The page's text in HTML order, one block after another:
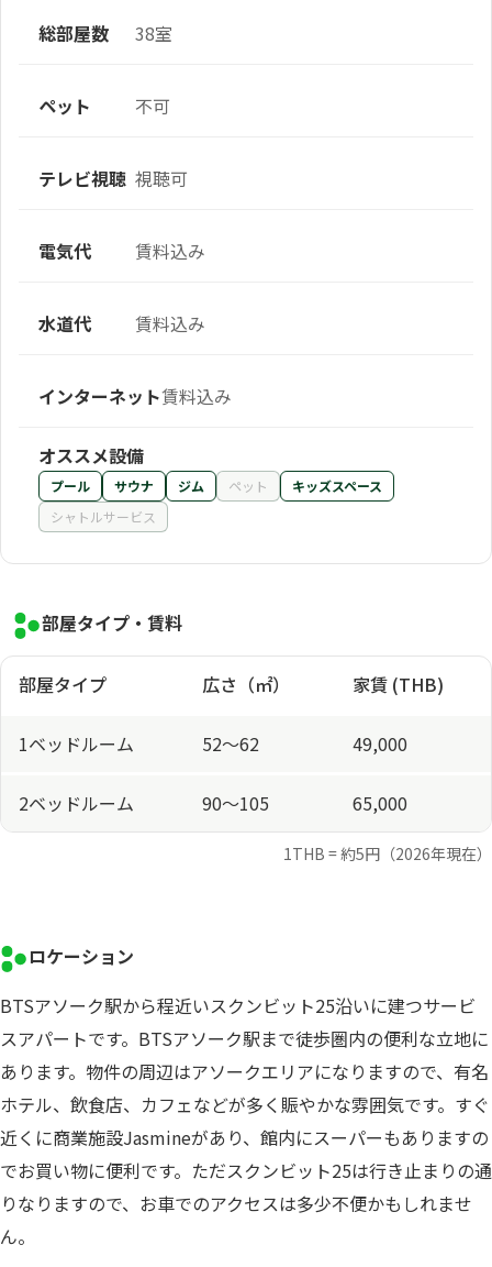
総部屋数 38室
ペット 不可
テレビ視聴 視聴可
電気代 賃料込み
水道代 賃料込み
インターネット賃料込み
オススメ設備
プール サウナ ジム ペット
キッズスペース
シャトルサービス
部屋タイプ・賃料
部屋タイプ 広さ（㎡） 家賃 (THB)
1ベッドルーム 52～62 49,000
2ベッドルーム 90～105 65,000
1THB = 約5円（2026年現在）
ロケーション
BTSアソーク駅から程近いスクンビット25沿いに建つサービ
スアパートです。BTSアソーク駅まで徒歩圏内の便利な立地に
あります。物件の周辺はアソークエリアになりますので、有名
ホテル、飲食店、カフェなどが多く賑やかな雰囲気です。すぐ
近くに商業施設Jasmineがあり、館内にスーパーもありますの
でお買い物に便利です。ただスクンビット25は行き止まりの通
りなりますので、お車でのアクセスは多少不便かもしれませ
ん。